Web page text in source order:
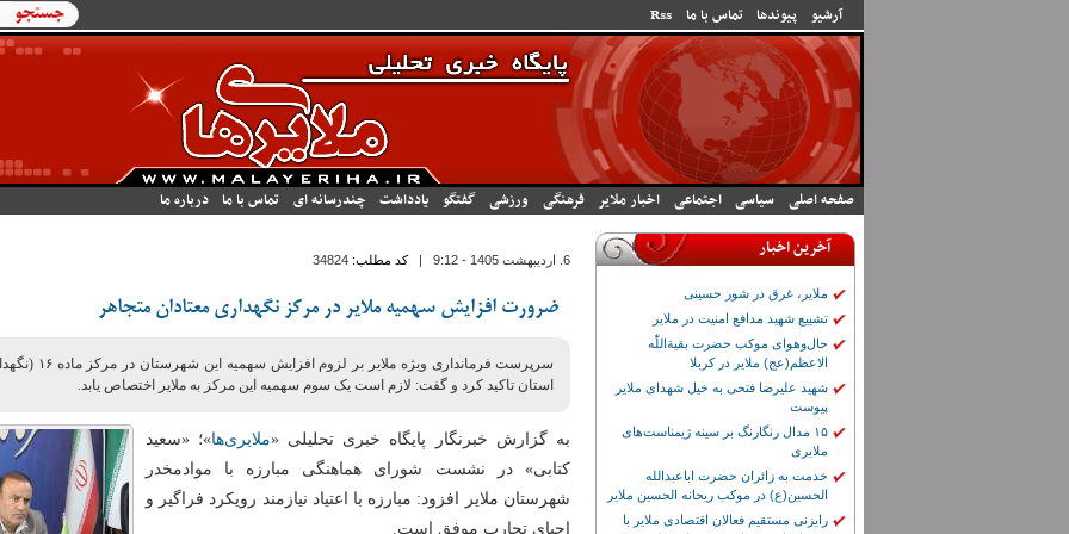
آرشیو پیوندها تماس با ما Rss فرم
جستجو
صفحه اصلی سیاسی اجتماعی اخبار ملایر فرهنگی ورزشی گفتگو یادداشت چندرسانه ای تماس با ما درباره ما
6. ارديبهشت 1405 - 9:12 |کد مطلب:34824
ضرورت افزایش سهمیه ملایر در مرکز نگهداری معتادان متجاهر
سرپرست فرمانداری
استان تاکید کرد و گفت: لازم است یک سوم سهمیه این مرکز به ملایر اختصاص یابد.
به گزارش خبرنگار پایگاه خبری تحلیلی «ملایری‌ها»؛ «سعید
کتابی» در نشست شورای هماهنگی مبارزه با موادمخدر
شهرستان ملایر افزود: مبارزه با اعتیاد نیازمند رویکرد فراگیر و
احیای تجارب موفق است.
آخرین اخبار
ملایر، غرق در شور حسینی
تشییع شهید مدافع امنیت در ملایر
حال‌وهوای موکب حضرت بقیة‌اللّٰه
الاعظم(عج) ملایر در کربلا
شهید علیرضا فتحی به خیل شهدای ملایر
پیوست
۱۵ مدال رنگارنگ بر سینه ژیمناست‌های
ملایری
خدمت به زائران حضرت اباعبدالله
الحسین(ع) در موکب ریحانه الحسین ملایر
رایزنی مستقیم فعالان اقتصادی ملایر با